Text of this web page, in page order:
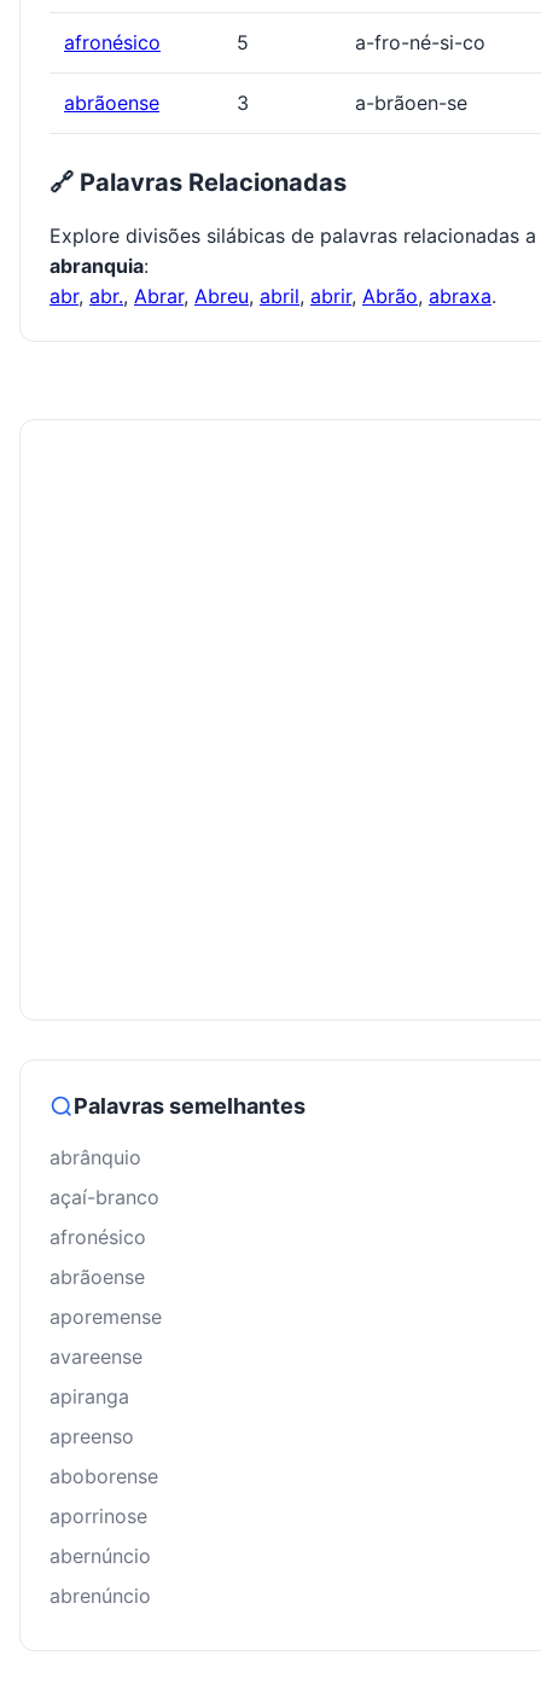
afronésico 5 a-fro-né-si-co
abrãoense 3 a-brãoen-se
🔗 Palavras Relacionadas
Explore divisões silábicas de palavras relacionadas a
abranquia:
abr, abr., Abrar, Abreu, abril, abrir, Abrão, abraxa.
Palavras semelhantes
abrânquio
açaí-branco
afronésico
abrãoense
aporemense
avareense
apiranga
apreenso
aboborense
aporrinose
abernúncio
abrenúncio